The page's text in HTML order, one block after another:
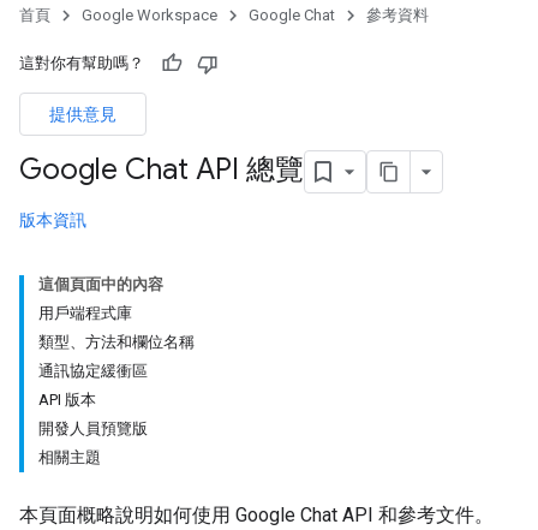
首頁 Google Workspace Google Chat 參考資料
這對你有幫助嗎？
提供意見
Google Chat API 總覽
版本資訊
這個頁面中的內容
用戶端程式庫
類型、方法和欄位名稱
通訊協定緩衝區
API 版本
開發人員預覽版
相關主題
本頁面概略說明如何使用 Google Chat API 和參考文件。